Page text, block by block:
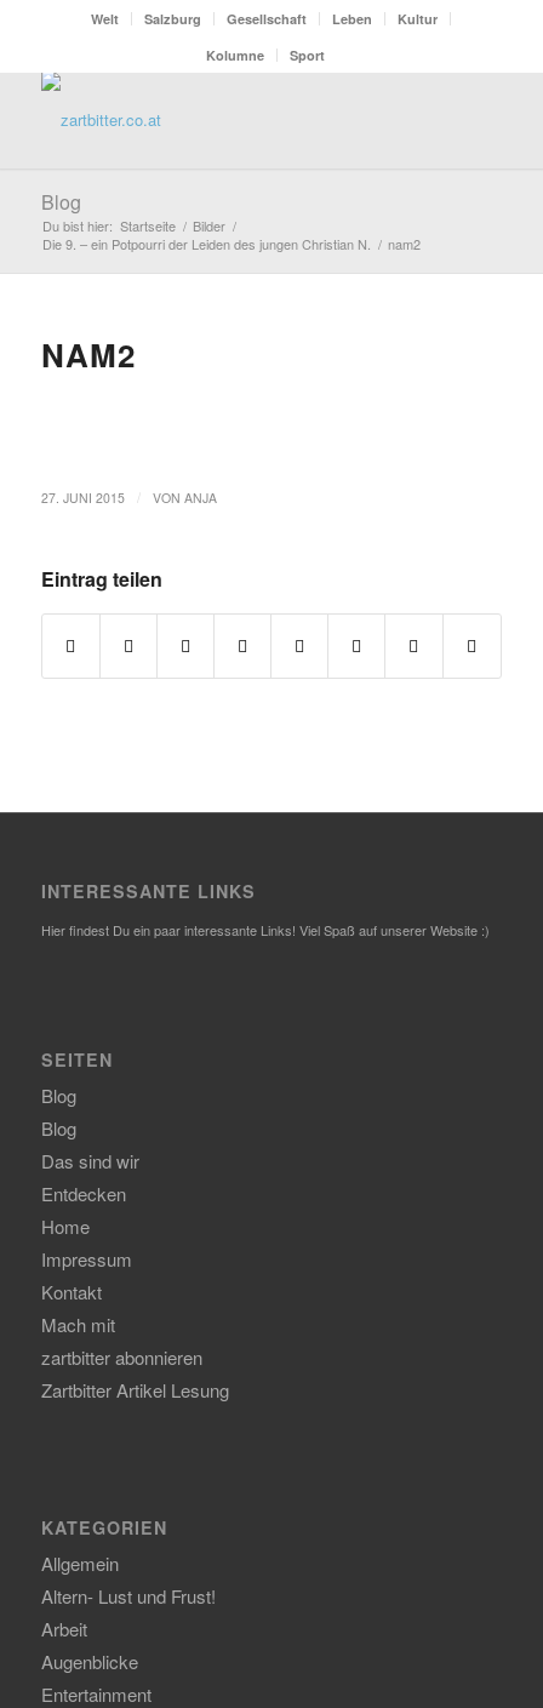
Welt Salzburg Gesellschaft Leben
Kultur
Kolumne
Sport
Blog
Du bist hier: Startseite / Bilder /
Die 9. – ein Potpourri der Leiden des jungen Christian N.
/ nam2
NAM2
27. JUNI 2015 VON ANJA
Eintrag teilen
INTERESSANTE LINKS
Hier findest Du ein paar interessante Links! Viel Spaß auf unserer Website :)
SEITEN
Blog
Blog
Das sind wir
Entdecken
Home
Impressum
Kontakt
Mach mit
zartbitter abonnieren
Zartbitter Artikel Lesung
KATEGORIEN
Allgemein
Altern- Lust und Frust!
Arbeit
Augenblicke
Entertainment